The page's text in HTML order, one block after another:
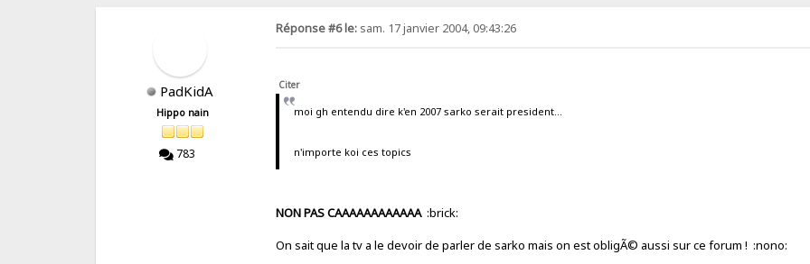
PadKidA
Hippo nain
783
Réponse #6 le: sam. 17 janvier 2004, 09:43:26
Citer
moi gh entendu dire k'en 2007 sarko serait president...
n'importe koi ces topics
NON PAS CAAAAAAAAAAAA :brick:
On sait que la tv a le devoir de parler de sarko mais on est obligÃ© aussi sur ce forum !